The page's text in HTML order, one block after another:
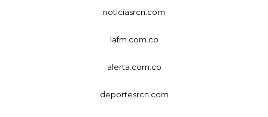
noticiasrcn.com
lafm.com.co
alerta.com.co
deportesrcn.com